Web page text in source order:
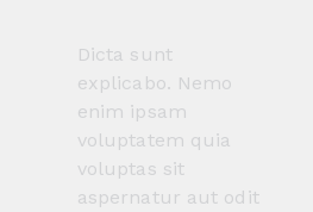
Dicta sunt
explicabo. Nemo
enim ipsam
voluptatem quia
voluptas sit
aspernatur aut odit